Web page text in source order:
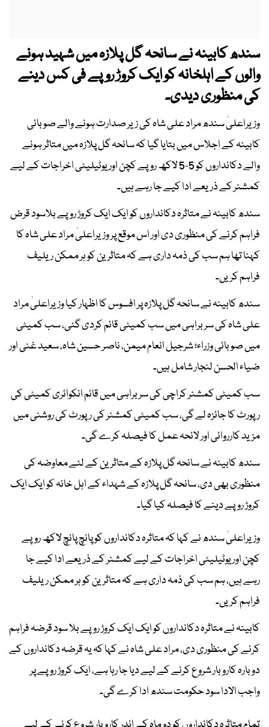
سندھ کابینہ نے سانحہ گل پلازہ میں شہید ہونے
والوں کے اہلخانہ کو ایک کروڑ روپے فی کس دینے
کی منظوری دیدی۔
وزیراعلیٰ سندھ مراد علی شاہ کی زیر صدارت ہونے والے صوبائی
کابینہ کے اجلاس میں بتایا گیا کہ سانحہ گل پلازہ میں متاثر ہونے
والے دکانداروں کو 5-5 لاکھ روپے کچن اور یوٹیلیٹی اخراجات کے لیے
کمشنر کے ذریعے ادا کیے جا رہے ہیں۔
سندھ کابینہ نے متاثرہ دکانداروں کو ایک ایک کروڑ روپے بلاسود قرض
فراہم کرنے کی منظوری دی اور اس موقع پر وزیراعلیٰ مراد علی شاہ کا
کہنا تھا ہم سب کی ذمہ داری ہے کہ متاثرین کو ہر ممکن ریلیف
فراہم کریں۔
سندھ کابینہ نے سانحہ گل پلازہ پر افسوس کا اظہار کیا وزیراعلیٰ مراد
علی شاہ کی سربراہی میں سب کمیٹی قائم کردی گئی، سب کمیٹی
میں صوبائی وزراء؛ شرجیل انعام میمن، ناصر حسین شاہ، سعید غنی اور
ضیاء الحسن لنجار شامل ہیں۔
سب کمیٹی کمشنر کراچی کی سربراہی میں قائم انکوائری کمیٹی کی
رپورٹ کا جائزہ لے گی، سب کمیٹی کمشنر کی رپورٹ کی روشنی میں
مزید کارروائی اور لائحہ عمل کا فیصلہ کرے گی۔
سندھ کابینہ نے سانحہ گل پلازہ کے متاثرین کے لئے معاوضہ کی
منظوری بھی دی، سانحہ گل پلازہ کے شہداء کے اہل خانہ کو ایک ایک
کروڑ روپے دینے کا فیصلہ کیا گیا۔
وزیراعلیٰ سندھ نے کہا کہ متاثرہ دکانداروں کو پانچ پانچ لاکھ روپے
کچن اور یوٹیلیٹی اخراجات کے لیے کمشنر کے ذریعے ادا کیے جا
رہے ہیں، ہم سب کی ذمہ داری ہے کہ متاثرین کو ہر ممکن ریلیف
فراہم کریں۔
کابینہ نے متاثرہ دکانداروں کو ایک ایک کروڑ روپے بلا سود قرضہ فراہم
کرنے کی منظوری دی، مراد علی شاہ نے کہا کہ یہ قرضہ دکانداروں کے
دوبارہ کاروبار شروع کرنے کے لیے دیا جا رہا ہے، ایک کروڑ روپے پر
واجب الادا سود حکومت سندھ ادا کرے گی۔